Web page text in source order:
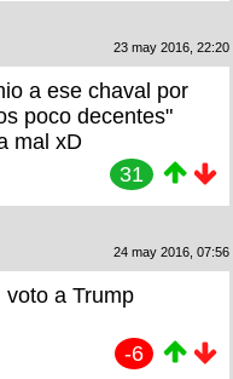
23 may 2016, 22:20
a ese chaval por
poco decentes"
mal xD
31
24 may 2016, 07:56
a Trump
-6